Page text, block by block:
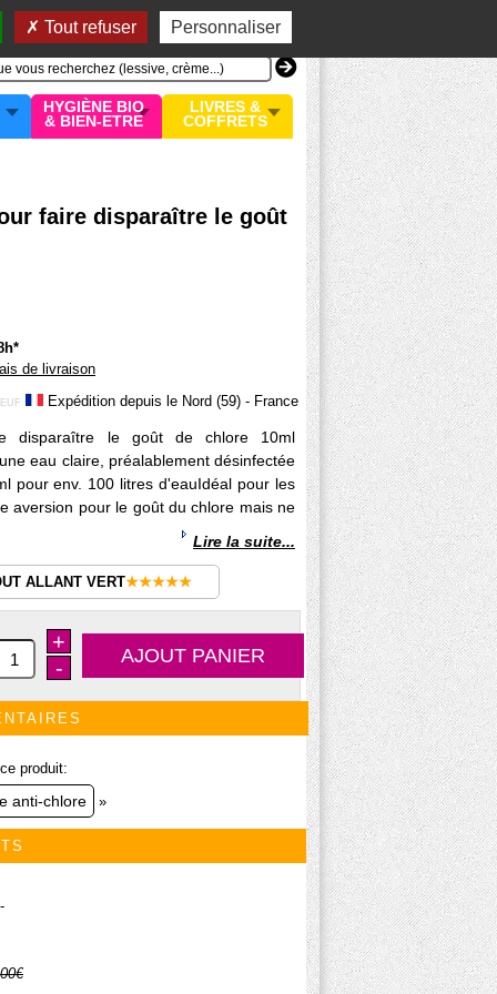
Tout refuser Personnaliser
compte
MON PANIER
0 article
HYGIÈNE BIO
& BIEN-ETRE
LIVRES &
COFFRETS
faire disparaître le goût
de livraison
Expédition depuis le Nord (59) - France
disparaître le goût de chlore 10ml
eau claire, préalablement désinfectée
pour env. 100 litres d'eauIdéal pour les
aversion pour le goût du chlore mais ne
Lire la suite...
ALLANT VERT★★★★★
+
-
produit:
anti-chlore »